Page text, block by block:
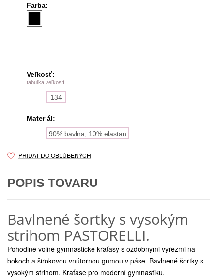
Farba:
Veľkosť:
tabuľka veľkostí
134
Materiál:
90% bavlna, 10% elastan
PRIDAŤ DO OBĽÚBENÝCH
POPIS TOVARU
Bavlnené šortky s vysokým
strihom PASTORELLI.
Pohodlné voľné gymnastické kraťasy s ozdobnými výrezmi na
bokoch a širokovou vnútornou gumou v páse. Bavlnené šortky s
vysokým strihom. Kraťase pro moderní gymnastiku.